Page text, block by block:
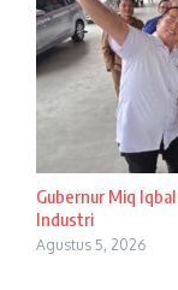
Gubernur Miq
Industri
Agustus 5, 2026